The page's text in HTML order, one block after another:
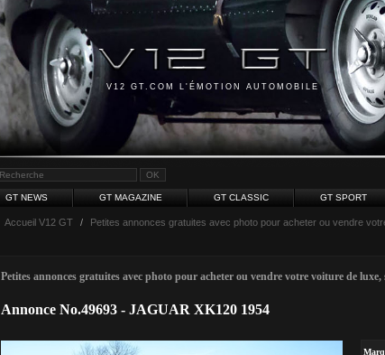
V12 GT.COM L'ÉMOTION AUTOMOBILE
GT NEWS GT MAGAZINE GT CLASSIC GT SPORT
Accueil V12 GT / Petites annonces gratuites avec photo pour acheter ou vendre
Petites annonces gratuites avec photo pour acheter ou vendre votre voiture de
Annonce No.49693 - JAGUAR XK120 1954